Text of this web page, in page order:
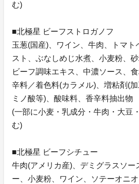
む)
■北極星 ビーフストロガノフ
玉葱(国産)、ワイン、牛肉、トマト
スト、ぶなしめじ水煮、小麦粉、
ビーフ調味エキス、中濃ソース、
辛料／着色料(カラメル)、増粘剤(
ミノ酸等)、酸味料、香辛料抽出物
(一部に小麦・乳成分・牛肉・大豆
む)
■北極星 ビーフシチュー
牛肉(アメリカ産)、デミグラスソー
ー、小麦粉、ワイン、ソテーオニ